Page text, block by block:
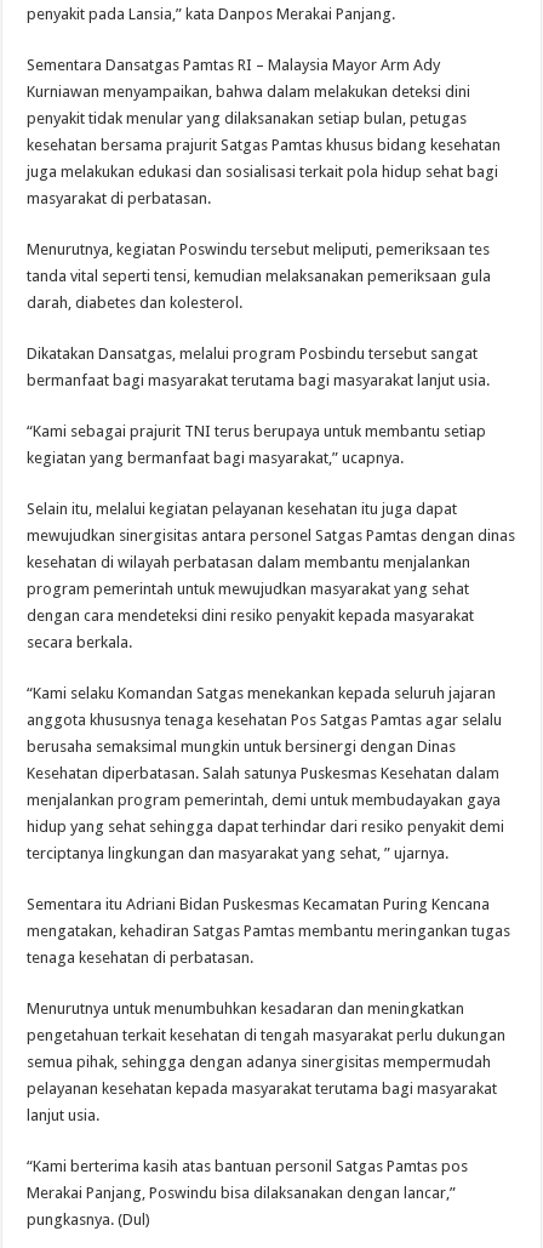
penyakit pada Lansia,” kata Danpos Merakai Panjang.
Sementara Dansatgas Pamtas RI – Malaysia Mayor Arm Ady
Kurniawan menyampaikan, bahwa dalam melakukan deteksi dini
penyakit tidak menular yang dilaksanakan setiap bulan, petugas
kesehatan bersama prajurit Satgas Pamtas khusus bidang kesehatan
juga melakukan edukasi dan sosialisasi terkait pola hidup sehat bagi
masyarakat di perbatasan.
Menurutnya, kegiatan Poswindu tersebut meliputi, pemeriksaan tes
tanda vital seperti tensi, kemudian melaksanakan pemeriksaan gula
darah, diabetes dan kolesterol.
Dikatakan Dansatgas, melalui program Posbindu tersebut sangat
bermanfaat bagi masyarakat terutama bagi masyarakat lanjut usia.
“Kami sebagai prajurit TNI terus berupaya untuk membantu setiap
kegiatan yang bermanfaat bagi masyarakat,” ucapnya.
Selain itu, melalui kegiatan pelayanan kesehatan itu juga dapat
mewujudkan sinergisitas antara personel Satgas Pamtas dengan dinas
kesehatan di wilayah perbatasan dalam membantu menjalankan
program pemerintah untuk mewujudkan masyarakat yang sehat
dengan cara mendeteksi dini resiko penyakit kepada masyarakat
secara berkala.
“Kami selaku Komandan Satgas menekankan kepada seluruh jajaran
anggota khususnya tenaga kesehatan Pos Satgas Pamtas agar selalu
berusaha semaksimal mungkin untuk bersinergi dengan Dinas
Kesehatan diperbatasan. Salah satunya Puskesmas Kesehatan dalam
menjalankan program pemerintah, demi untuk membudayakan gaya
hidup yang sehat sehingga dapat terhindar dari resiko penyakit demi
terciptanya lingkungan dan masyarakat yang sehat, ” ujarnya.
Sementara itu Adriani Bidan Puskesmas Kecamatan Puring Kencana
mengatakan, kehadiran Satgas Pamtas membantu meringankan tugas
tenaga kesehatan di perbatasan.
Menurutnya untuk menumbuhkan kesadaran dan meningkatkan
pengetahuan terkait kesehatan di tengah masyarakat perlu dukungan
semua pihak, sehingga dengan adanya sinergisitas mempermudah
pelayanan kesehatan kepada masyarakat terutama bagi masyarakat
lanjut usia.
“Kami berterima kasih atas bantuan personil Satgas Pamtas pos
Merakai Panjang, Poswindu bisa dilaksanakan dengan lancar,”
pungkasnya. (Dul)